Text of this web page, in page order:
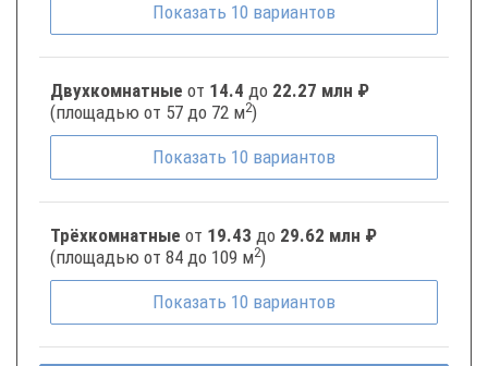
Показать 10 вариантов
Двухкомнатные от 14.4 до 22.27 млн ₽
(площадью от 57 до 72 м2)
Показать 10 вариантов
Трёхкомнатные от 19.43 до 29.62 млн ₽
(площадью от 84 до 109 м2)
Показать 10 вариантов